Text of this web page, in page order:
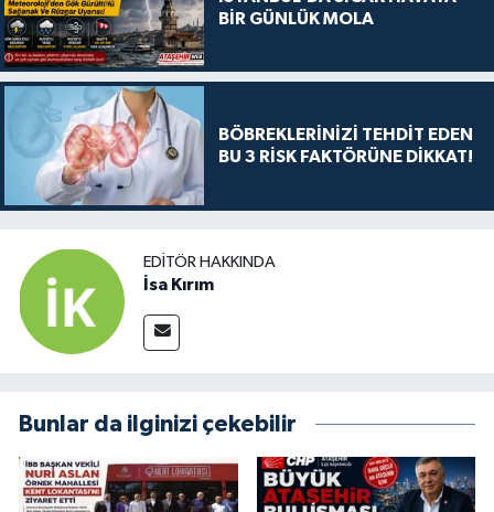
BİR GÜNLÜK MOLA
BÖBREKLERİNİZİ TEHDİT EDEN
BU 3 RİSK FAKTÖRÜNE DİKKAT!
EDITÖR HAKKINDA
İsa Kırım
Bunlar da ilginizi çekebilir